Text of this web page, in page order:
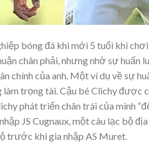
bóng đá khi mới 5 tuổi khi
chân phải, nhưng nhờ sự huấn
chính của anh. Một ví dụ về sự
làm trọng tài. Cậu bé Clichy được
phát triển chân trái của mình
JS Cugnaux, một câu lạc bộ
trước khi gia nhập AS Muret.